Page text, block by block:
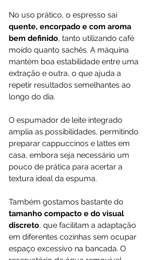
No uso prático, o espresso sai
quente, encorpado e com aroma
bem definido, tanto utilizando café
moído quanto sachês. A máquina
mantém boa estabilidade entre uma
extração e outra, o que ajuda a
repetir resultados semelhantes ao
longo do dia.
O espumador de leite integrado
amplia as possibilidades, permitindo
preparar cappuccinos e lattes em
casa, embora seja necessário um
pouco de prática para acertar a
textura ideal da espuma.
Também gostamos bastante do
tamanho compacto e do visual
discreto, que facilitam a adaptação
em diferentes cozinhas sem ocupar
espaço excessivo na bancada. O